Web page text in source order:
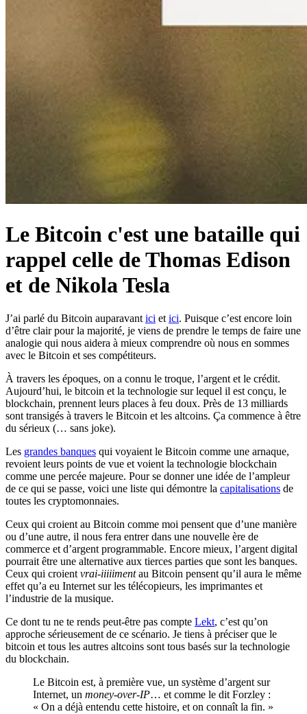
Le Bitcoin c'est une bataille qui
rappel celle de Thomas Edison
et de Nikola Tesla
J’ai parlé du Bitcoin auparavant ici et ici. Puisque c’est encore loin
d’être clair pour la majorité, je viens de prendre le temps de faire une
analogie qui nous aidera à mieux comprendre où nous en sommes
avec le Bitcoin et ses compétiteurs.
À travers les époques, on a connu le troque, l’argent et le crédit.
Aujourd’hui, le bitcoin et la technologie sur lequel il est conçu, le
blockchain, prennent leurs places à feu doux. Près de 13 milliards
sont transigés à travers le Bitcoin et les altcoins. Ça commence à être
du sérieux (… sans joke).
Les grandes banques qui voyaient le Bitcoin comme une arnaque,
revoient leurs points de vue et voient la technologie blockchain
comme une percée majeure. Pour se donner une idée de l’ampleur
de ce qui se passe, voici une liste qui démontre la capitalisations de
toutes les cryptomonnaies.
Ceux qui croient au Bitcoin comme moi pensent que d’une manière
ou d’une autre, il nous fera entrer dans une nouvelle ère de
commerce et d’argent programmable. Encore mieux, l’argent digital
pourrait être une alternative aux tierces parties que sont les banques.
Ceux qui croient vrai-iiiiimentau Bitcoin pensent qu’il aura le même
effet qu’a eu Internet sur les télécopieurs, les imprimantes et
l’industrie de la musique.
Ce dont tu ne te rends peut-être pas compte Lekt, c’est qu’on
approche sérieusement de ce scénario. Je tiens à préciser que le
bitcoin et tous les autres altcoins sont tous basés sur la technologie
du blockchain.
Le Bitcoin est, à première vue, un système d’argent sur
Internet, un money-over-IP… et comme le dit Forzley :
« On a déjà entendu cette histoire, et on connaît la fin. »